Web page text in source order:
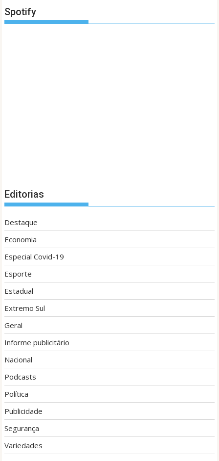
Spotify
Editorias
Destaque
Economia
Especial Covid-19
Esporte
Estadual
Extremo Sul
Geral
Informe publicitário
Nacional
Podcasts
Política
Publicidade
Segurança
Variedades